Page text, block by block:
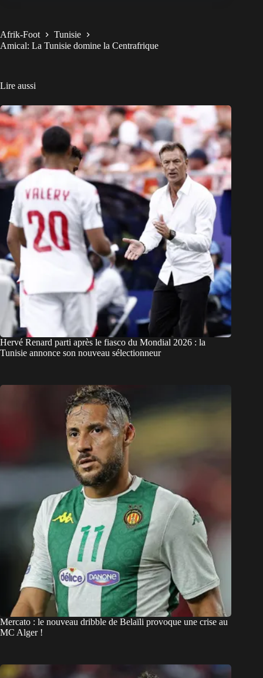
Afrik-Foot
Tunisie
Amical: La Tunisie domine la Centrafrique
Lire aussi
Hervé Renard parti après le fiasco du Mondial 2026 : la
Tunisie annonce son nouveau sélectionneur
Mercato : le nouveau dribble de Belaïli provoque une crise au
MC Alger !